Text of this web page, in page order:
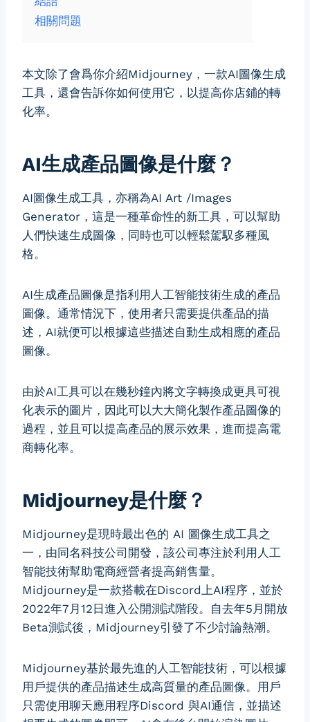
相關問題
本文除了會爲你介紹Midjourney，一款AI圖像生成
工具，還會告訴你如何使用它，以提高你店鋪的轉
化率。
AI生成產品圖像是什麼？
AI圖像生成工具，亦稱為AI Art /Images
Generator，這是一種革命性的新工具，可以幫助
人們快速生成圖像，同時也可以輕鬆駕馭多種風
格。
AI生成產品圖像是指利用人工智能技術生成的產品
圖像。通常情況下，使用者只需要提供產品的描
述，AI就便可以根據這些描述自動生成相應的產品
圖像。
由於AI工具可以在幾秒鐘內將文字轉換成更具可視
化表示的圖片，因此可以大大簡化製作產品圖像的
過程，並且可以提高產品的展示效果，進而提高電
商轉化率。
Midjourney是什麼？
Midjourney是現時最出色的 AI 圖像生成工具之
一，由同名科技公司開發，該公司專注於利用人工
智能技術幫助電商經營者提高銷售量。
Midjourney是一款搭載在Discord上AI程序，並於
2022年7月12日進入公開測試階段。自去年5月開放
Beta測試後，Midjourney引發了不少討論熱潮。
Midjourney基於最先進的人工智能技術，可以根據
用戶提供的產品描述生成高質量的產品圖像。用戶
只需使用聊天應用程序Discord 與AI通信，並描述